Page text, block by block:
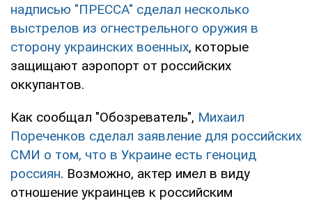
надписью "ПРЕССА" сделал несколько
выстрелов из огнестрельного оружия в
сторону украинских военных, которые
защищают аэропорт от российских
оккупантов.
Как сообщал "Обозреватель", Михаил
Пореченков сделал заявление для российских
СМИ о том, что в Украине есть геноцид
россиян. Возможно, актер имел в виду
отношение украинцев к российским